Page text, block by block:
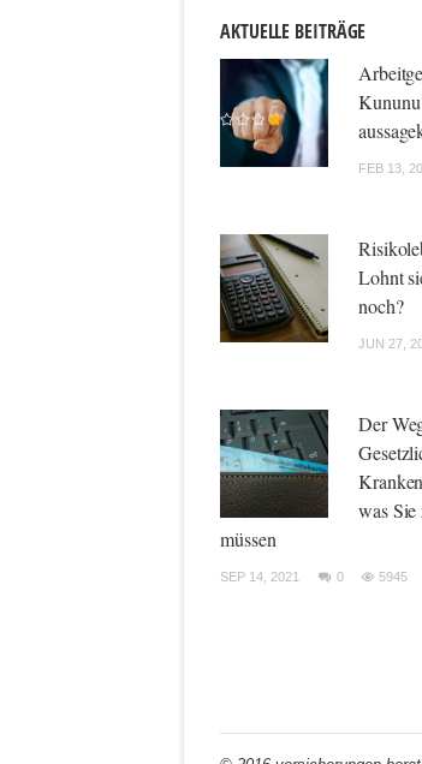
AKTUELLE BEITRÄGE
FEB 13,
Lohnt
noch?
JUN 27,
Der
was Sie
müssen
SEP 14, 2021 0 5945